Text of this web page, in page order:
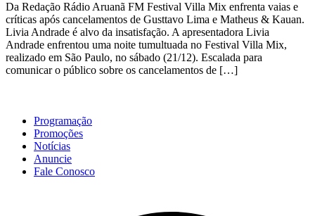
Da Redação Rádio Aruanã FM Festival Villa Mix enfrenta vaias e
críticas após cancelamentos de Gusttavo Lima e Matheus & Kauan.
Livia Andrade é alvo da insatisfação. A apresentadora Livia
Andrade enfrentou uma noite tumultuada no Festival Villa Mix,
realizado em São Paulo, no sábado (21/12). Escalada para
comunicar o público sobre os cancelamentos de […]
Programação
Promoções
Notícias
Anuncie
Fale Conosco